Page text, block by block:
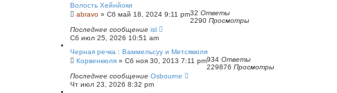
Волость Хейнйоки
abravo » Сб май 18, 2024 9:11 pm32 Ответы
2290 Просмотры
Последнее сообщение isl
Сб июл 25, 2026 10:51 am
Черная речка : Ваммельсуу и Метсякюля
Корвенкюля » Сб ноя 30, 2013 7:11 pm934 Ответы
229876 Просмотры
Последнее сообщение Osbourne
Чт июл 23, 2026 8:32 pm